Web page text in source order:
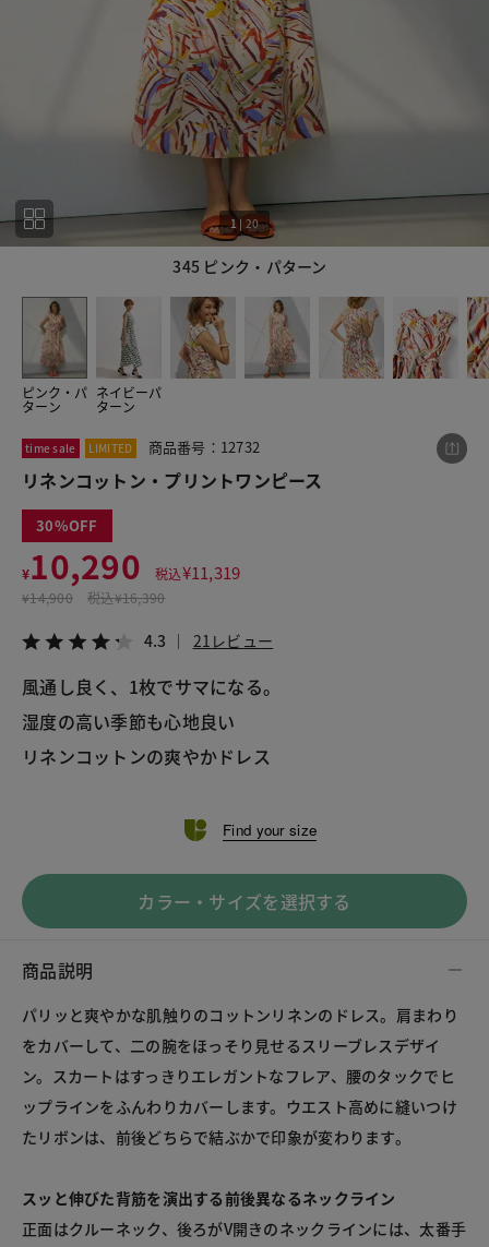
345 ピンク・パターン
1| 20
ピンク・パ
ターン
ネイビーパ
ターン
20
time sale LIMITED 商品番号：12732
リネンコットン・プリントワンピース
30
¥10,290 税込¥11,319
¥14,900 税込¥16,390
4.3 21レビュー
風通し良く、1枚でサマになる。
湿度の高い季節も心地良い
リネンコットンの爽やかドレス
Find your size
カラー・サイズを選択する
商品説明
パリッと爽やかな肌触りのコットンリネンのドレス。肩まわり
をカバーして、二の腕をほっそり見せるスリーブレスデザイ
ン。スカートはすっきりエレガントなフレア、腰のタックでヒ
ップラインをふんわりカバーします。ウエスト高めに縫いつけ
たリボンは、前後どちらで結ぶかで印象が変わります。
スッと伸びた背筋を演出する前後異なるネックライン
正面はクルーネック、後ろがV開きのネックラインには、太番手
この商品をシェアする
¥10,290
税込¥11,319
LINE